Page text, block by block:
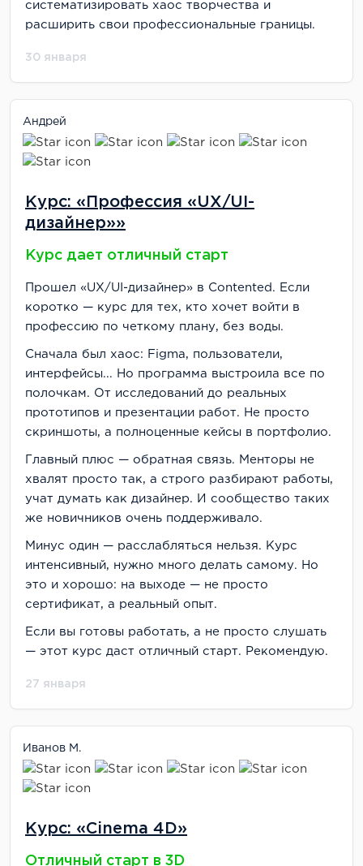
систематизировать хаос творчества и
расширить свои профессиональные границы.
30 января
Андрей
Курс: «Профессия «UX/UI-
дизайнер»»
Курс дает отличный старт
Прошел «UX/UI-дизайнер» в Contented. Если
коротко — курс для тех, кто хочет войти в
профессию по четкому плану, без воды.
Сначала был хаос: Figma, пользователи,
интерфейсы... Но программа выстроила все по
полочкам. От исследований до реальных
прототипов и презентации работ. Не просто
скриншоты, а полноценные кейсы в портфолио.
Главный плюс — обратная связь. Менторы не
хвалят просто так, а строго разбирают работы,
учат думать как дизайнер. И сообщество таких
же новичников очень поддерживало.
Минус один — расслабляться нельзя. Курс
интенсивный, нужно много делать самому. Но
это и хорошо: на выходе — не просто
сертификат, а реальный опыт.
Если вы готовы работать, а не просто слушать
— этот курс даст отличный старт. Рекомендую.
27 января
Иванов М.
Курс: «Cinema 4D»
Отличный старт в 3D